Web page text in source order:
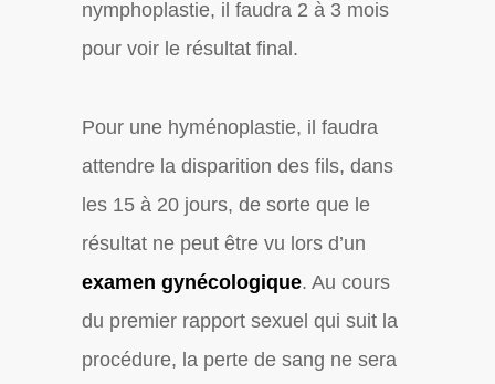
nymphoplastie, il faudra 2 à 3 mois
pour voir le résultat final.
Pour une hyménoplastie, il faudra
attendre la disparition des fils, dans
les 15 à 20 jours, de sorte que le
résultat ne peut être vu lors d’un
examen gynécologique. Au cours
du premier rapport sexuel qui suit la
procédure, la perte de sang ne sera